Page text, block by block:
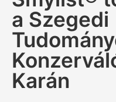
a Szegedi
Karán